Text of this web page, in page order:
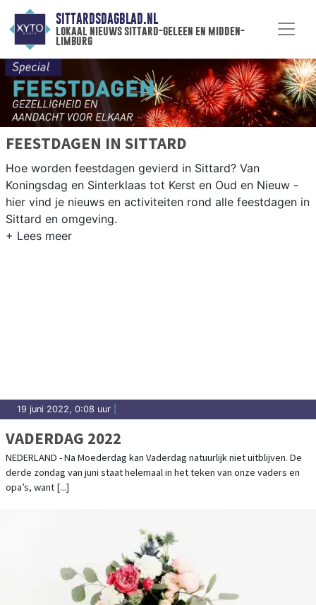
SITTARDSDAGBLAD.NL
lokaal nieuws sittard-geleen en midden-
limburg
FEESTDAGEN IN SITTARD
Hoe worden feestdagen gevierd in Sittard? Van
Koningsdag en Sinterklaas tot Kerst en Oud en Nieuw -
hier vind je nieuws en activiteiten rond alle feestdagen in
Sittard en omgeving.
19 juni 2022, 0:08 uur
VADERDAG 2022
NEDERLAND - Na Moederdag kan Vaderdag natuurlijk niet uitblijven. De
derde zondag van juni staat helemaal in het teken van onze vaders en
opa’s, want [...]